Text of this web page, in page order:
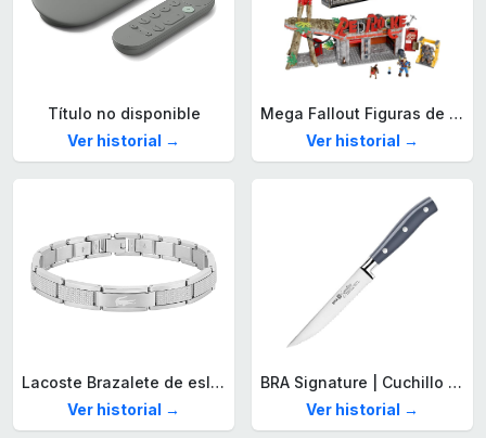
Título no disponible
Ver historial →
Mega Fallout Figuras de acción y Juguetes de construcción, Parada de Camiones Red Rocket con 824 Piezas, 2 Personajes articulados y Accesorios, para coleccionistas, HXT00
Ver historial →
Lacoste Brazalete de eslabón para Hombre Colección STENCIL de Acero inoxidable
Ver historial →
BRA Signature | Cuchillo tomatero 120 mm, Acero Inoxidable alemán forjado con Molibdeno Vanadio, Mango Remachado ABS, Diseño Ergonómico, Hoja 1,6 mm espesor
Ver historial →